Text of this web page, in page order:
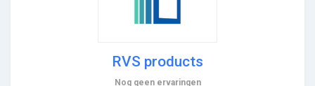
RVS products
Nog geen ervaringen